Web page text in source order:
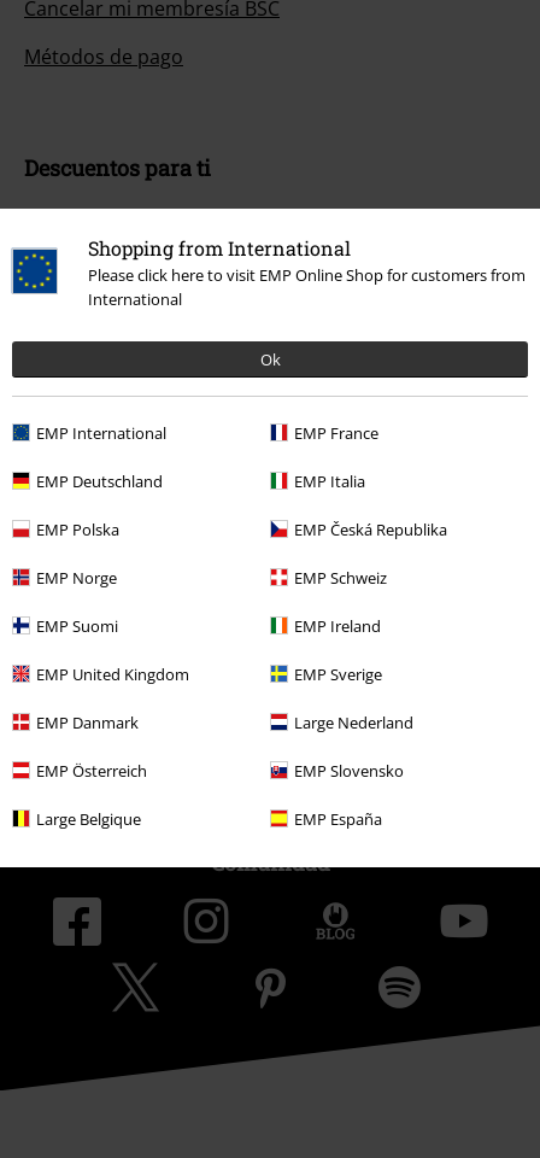
Shopping from International
Please click here to visit EMP Online Shop for customers from
International
Ok
EMP International EMP France
EMP Deutschland EMP Italia
EMP Polska EMP Česká Republika
EMP Norge EMP Schweiz
EMP Suomi EMP Ireland
EMP United Kingdom EMP Sverige
EMP Danmark Large Nederland
EMP Österreich EMP Slovensko
Large Belgique EMP España
Cancelar mi membresía BSC
Métodos de pago
Descuentos para ti
Concursos
Cheques Regalo
Descuento para estudiantes
Sobre EMP
EMP Eventos
Programa de Afiliados
Sostenibilidad
Comunidad